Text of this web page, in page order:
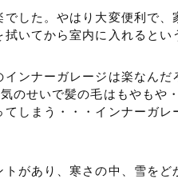
した。やはり大変便利で、
いてから室内に入れるとい
ンナーガレージは楽なん
のせいで髪の毛はもやもや
しまう・・・インナーガレ
があり、寒さの中、雪を